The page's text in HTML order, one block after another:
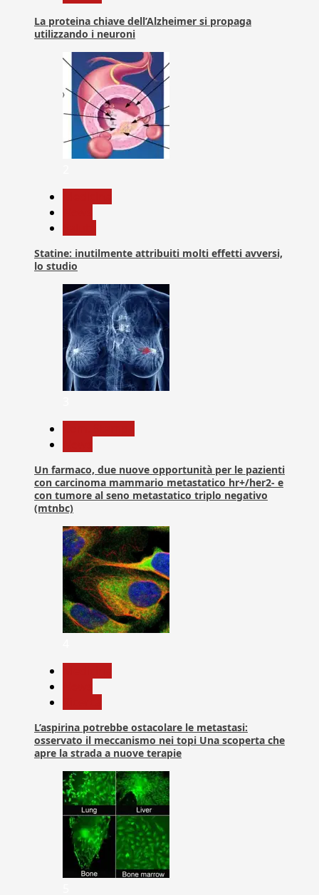
La proteina chiave dell’Alzheimer si propaga
utilizzando i neuroni
Statine: inutilmente attribuiti molti effetti avversi,
lo studio
Un farmaco, due nuove opportunità per le pazienti
con carcinoma mammario metastatico hr+/her2- e
con tumore al seno metastatico triplo negativo
(mtnbc)
L’aspirina potrebbe ostacolare le metastasi:
osservato il meccanismo nei topi Una scoperta che
apre la strada a nuove terapie